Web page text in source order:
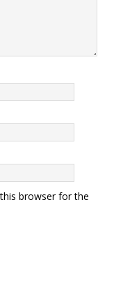
browser for the